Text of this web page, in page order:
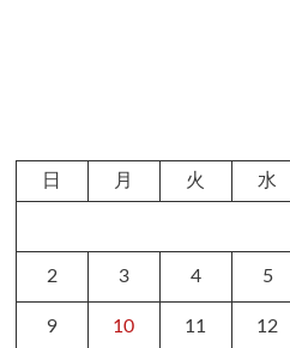
日 月 火 水
2 3 4 5
9 10 11 12